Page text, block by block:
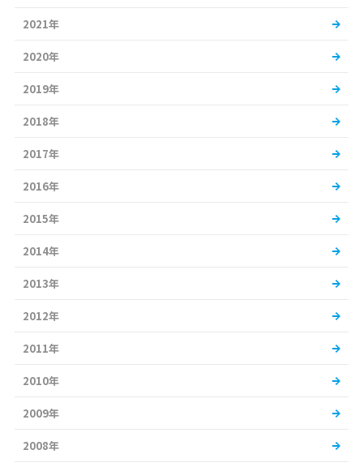
2021年
2020年
2019年
2018年
2017年
2016年
2015年
2014年
2013年
2012年
2011年
2010年
2009年
2008年